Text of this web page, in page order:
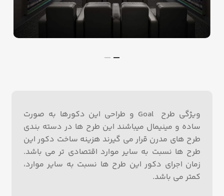
ویژگی طرح Goal و طراحی این دکورها به صورت
ساده و مینیمال می­باشند این طرح ها در دسته بندی
طرح های مدرن قرار می گیرند هزینه ساخت دکور این
طرح ها نسبت به سایر موارد اقتصادی تر می باشد.
زمان اجرای دکور این طرح ها نسبت به سایر موارد،
کمتر می باشد.